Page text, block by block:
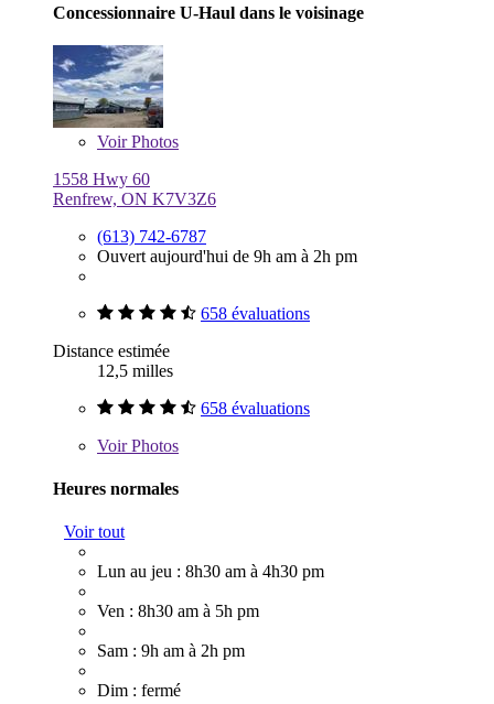
Concessionnaire U-Haul dans le voisinage
VoirPhotos
1558 Hwy 60
Renfrew, ON K7V3Z6
(613) 742-6787
Ouvert aujourd'hui de 9h am à 2h pm
658 évaluations
Distance estimée
12,5 milles
658 évaluations
VoirPhotos
Heures normales
Voir tout
Lun au jeu : 8h30 am à 4h30 pm
Ven : 8h30 am à 5h pm
Sam : 9h am à 2h pm
Dim : fermé